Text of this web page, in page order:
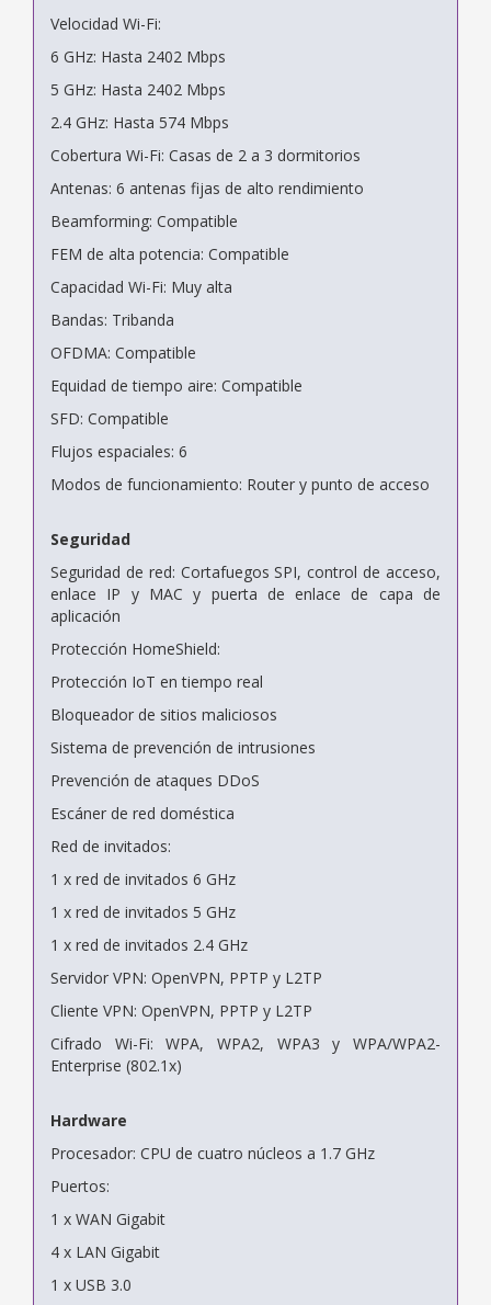
Velocidad Wi-Fi:
6 GHz: Hasta 2402 Mbps
5 GHz: Hasta 2402 Mbps
2.4 GHz: Hasta 574 Mbps
Cobertura Wi-Fi: Casas de 2 a 3 dormitorios
Antenas: 6 antenas fijas de alto rendimiento
Beamforming: Compatible
FEM de alta potencia: Compatible
Capacidad Wi-Fi: Muy alta
Bandas: Tribanda
OFDMA: Compatible
Equidad de tiempo aire: Compatible
SFD: Compatible
Flujos espaciales: 6
Modos de funcionamiento: Router y punto de acceso
Seguridad
Seguridad de red: Cortafuegos SPI, control de acceso,
enlace IP y MAC y puerta de enlace de capa de
aplicación
Protección HomeShield:
Protección IoT en tiempo real
Bloqueador de sitios maliciosos
Sistema de prevención de intrusiones
Prevención de ataques DDoS
Escáner de red doméstica
Red de invitados:
1 x red de invitados 6 GHz
1 x red de invitados 5 GHz
1 x red de invitados 2.4 GHz
Servidor VPN: OpenVPN, PPTP y L2TP
Cliente VPN: OpenVPN, PPTP y L2TP
Cifrado Wi-Fi: WPA, WPA2, WPA3 y WPA/WPA2-
Enterprise (802.1x)
Hardware
Procesador: CPU de cuatro núcleos a 1.7 GHz
Puertos:
1 x WAN Gigabit
4 x LAN Gigabit
1 x USB 3.0